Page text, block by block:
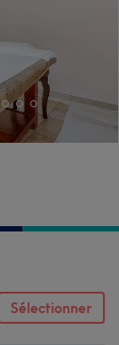
Sélectionner